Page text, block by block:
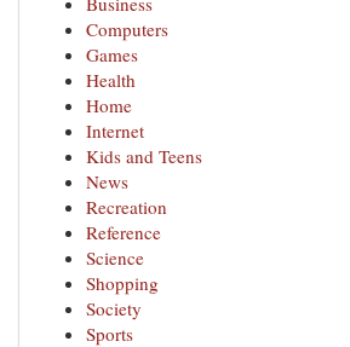
Computers
Games
Health
Home
Internet
Kids and Teens
News
Recreation
Reference
Science
Shopping
Society
Sports